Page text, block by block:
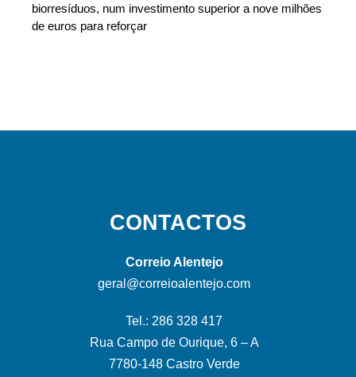
biorresíduos, num investimento superior a nove milhões
de euros para reforçar
CONTACTOS
Correio Alentejo
geral@correioalentejo.com
Tel.: 286 328 417
Rua Campo de Ourique, 6 – A
7780-148 Castro Verde